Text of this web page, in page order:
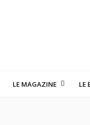
LE MAGAZINE LE